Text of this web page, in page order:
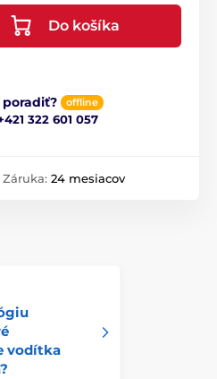
Do košíka
offline
322 601 057
Záruka: 24 mesiacov
vodítka